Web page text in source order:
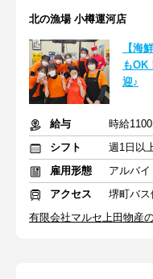
北の漁場 小樽運河店
【海
もOK
迎♪
給与
時給
シフト
雇用形態
アルバイ
アクセス
堺町バ
有限会社マルセ上田物産